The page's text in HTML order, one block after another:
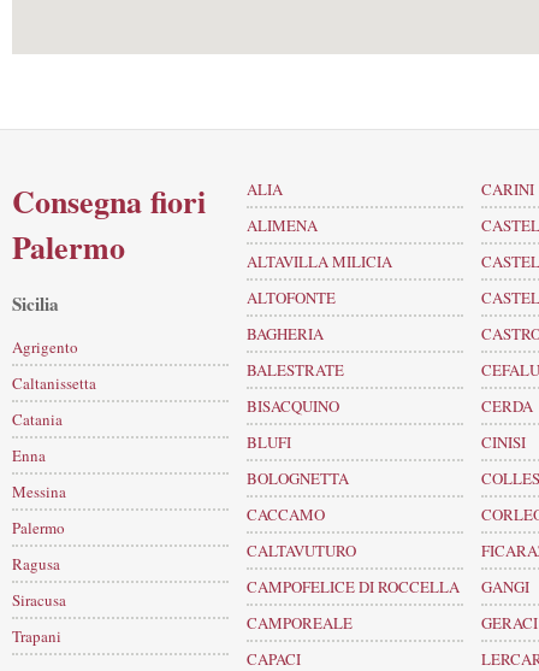
Consegna fiori
Palermo
Sicilia
Agrigento
Caltanissetta
Catania
Enna
Messina
Palermo
Ragusa
Siracusa
Trapani
ALIA
ALIMENA
ALTAVILLA MILICIA
ALTOFONTE
BAGHERIA
BALESTRATE
BISACQUINO
BLUFI
BOLOGNETTA
CACCAMO
CALTAVUTURO
CAMPOFELICE DI ROCCELLA
CAMPOREALE
CAPACI
CARINI
CERDA
CINISI
GANGI